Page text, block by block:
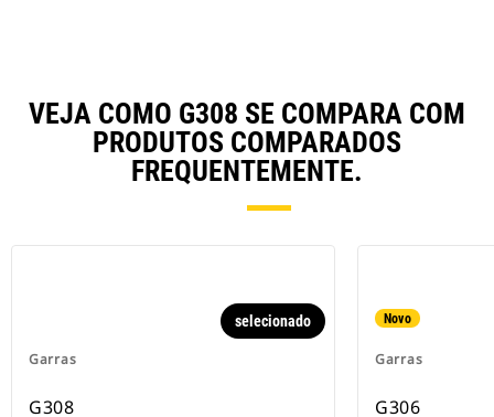
VEJA COMO G308 SE COMPARA COM
PRODUTOS COMPARADOS
FREQUENTEMENTE.
Garras
selecionado
G308
Novo
Garras
G306